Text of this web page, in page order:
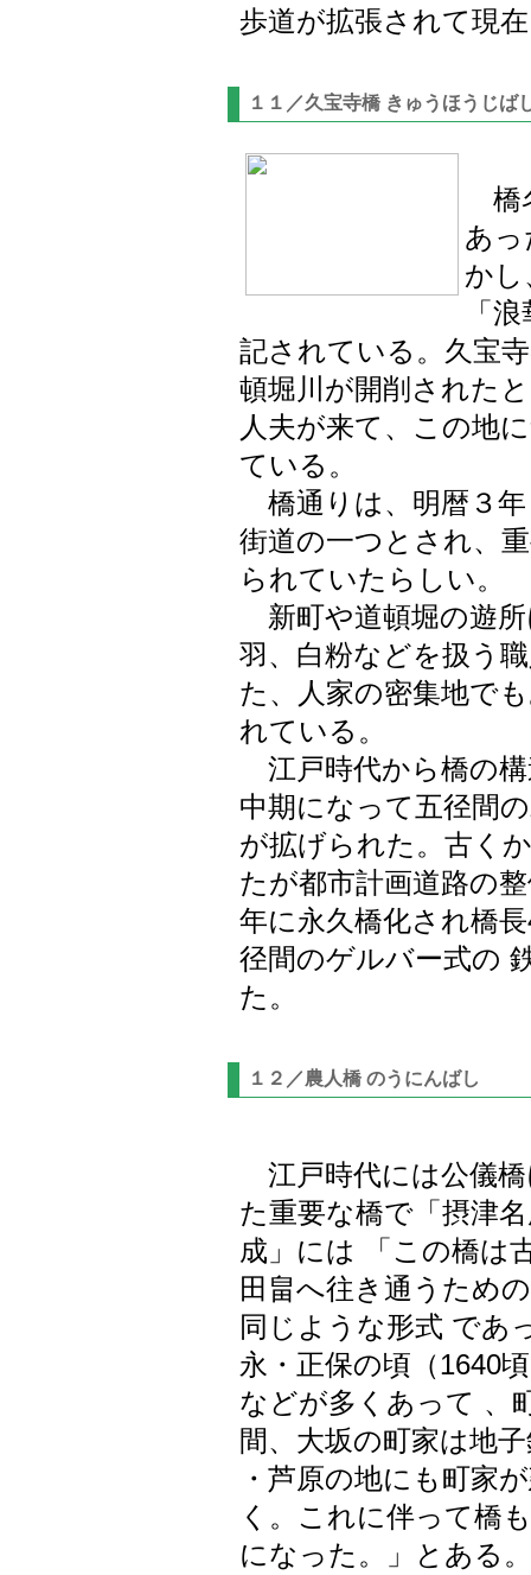
歩道が拡張されて
１１／久宝寺橋 きゅうほうじば
橋
あ
かし
「
記されている。久宝
頓堀川が開削された
人夫が来て、この地
ている。
橋通りは、明暦３年
街道の一つとされ、
られていたらしい。
新町や道頓堀の遊
羽、白粉などを扱う
た、人家の密集地で
れている。
江戸時代から橋の
中期になって五径間
が拡げられた。古く
たが都市計画道路の
年に永久橋化され橋
径間のゲルバー式の
た。
１２／農人橋 のうにんばし
江戸時代には公儀
た重要な橋で「摂津
成」には 「この橋は
田畠へ往き通うため
同じような形式 であ
永・正保の頃（1640
などが多くあって 、
間、大坂の町家は地
・芦原の地にも町家
く。これに伴って橋
になった。」とある。